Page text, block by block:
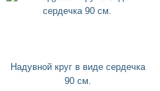
+
Надувной круг в виде сердечка
90 см.